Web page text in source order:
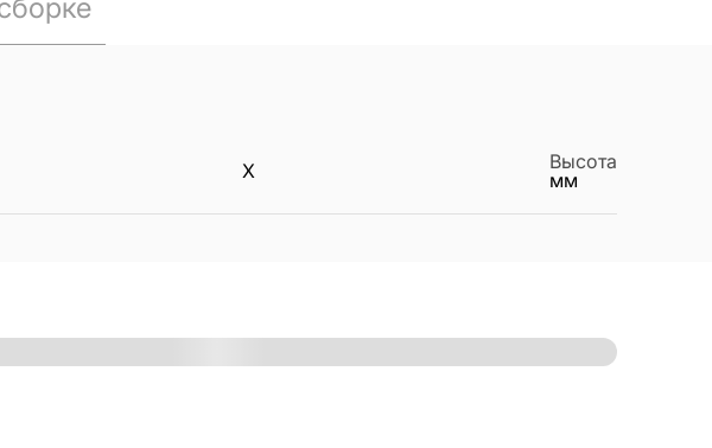
X
Высота
мм